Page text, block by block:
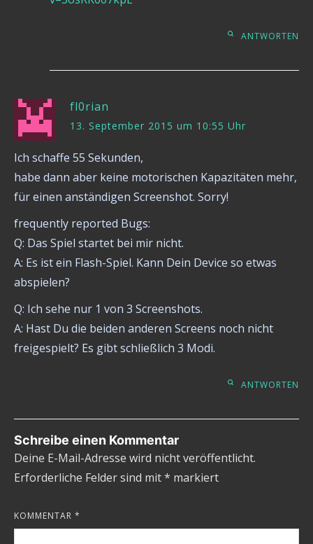
ANTWORTEN
fl0rian
13. September 2015 um 10:55 Uhr
Ich schaffe 55 Sekunden,
habe dann aber keine motorischen Kapazitäten mehr,
für einen anständigen Screenshot. Sorry!
frequently reported Bugs:
Q: Das Spiel startet bei mir nicht.
A: Es ist ein Flash-Spiel. Kann Dein Device so etwas
abspielen?
Q: Ich sehe nur 1 von 3 Screenshots.
A: Hast Du die beiden anderen Screens noch nicht
freigespielt? Es gibt schließlich 3 Modi.
ANTWORTEN
Schreibe einen Kommentar
Deine E-Mail-Adresse wird nicht veröffentlicht.
Erforderliche Felder sind mit* markiert
KOMMENTAR *